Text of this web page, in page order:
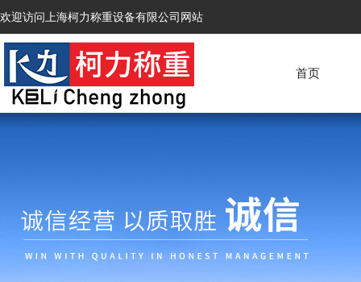
欢迎访问上海柯力称重设备有限公司网站
首页